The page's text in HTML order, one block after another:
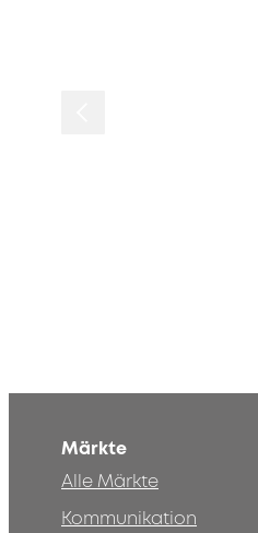
Märkte
Alle Märkte
Kommunikation